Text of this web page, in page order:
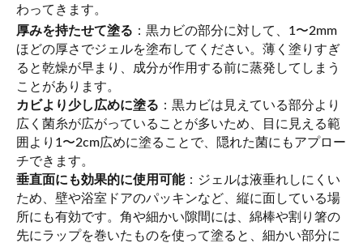
わってきます。
厚みを持たせて塗る ：黒カビの部分に対して、1〜2mm
ほどの厚さでジェルを塗布してください。薄く塗りすぎ
ると乾燥が早まり、成分が作用する前に蒸発してしまう
ことがあります。
カビより少し広めに塗る ：黒カビは見えている部分より
広く菌糸が広がっていることが多いため、目に見える範
囲より1〜2cm広めに塗ることで、隠れた菌にもアプロー
チできます。
垂直面にも効果的に使用可能：ジェルは液垂れしにくい
ため、壁や浴室ドアのパッキンなど、縦に面している場
所にも有効です。角や細かい隙間には、綿棒や割り箸の
先にラップを巻いたものを使って塗ると、細かい部分に